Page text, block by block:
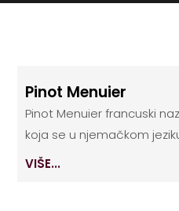
Pinot Menuier
Pinot Menuier francuski
koja se u njemačkom
VIŠE...